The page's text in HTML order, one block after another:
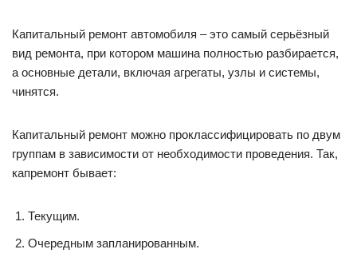
Капитальный ремонт автомобиля – это самый серьёзный
вид ремонта, при котором машина полностью разбирается,
а основные детали, включая агрегаты, узлы и системы,
чинятся.
Капитальный ремонт можно проклассифицировать по двум
группам в зависимости от необходимости проведения. Так,
капремонт бывает:
Текущим.
Очередным запланированным.